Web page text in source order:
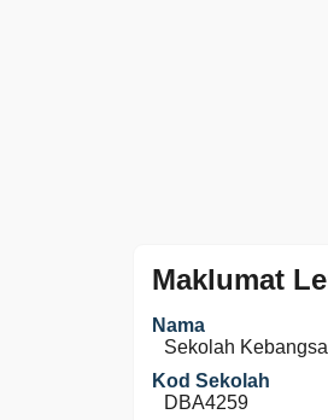
Maklumat
Nama
Sekolah
Kod Sekolah
DBA4259